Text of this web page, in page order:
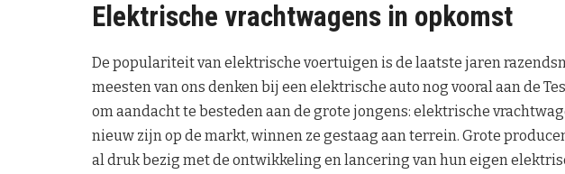
Elektrische vrachtwagens in opkomst
De populariteit van elektrische voertuigen is de laatste jaren
meesten van ons denken bij een elektrische auto nog vooral aan de
om aandacht te besteden aan de grote jongens: elektrische
nieuw zijn op de markt, winnen ze gestaag aan terrein. Grote
al druk bezig met de ontwikkeling en lancering van hun eigen